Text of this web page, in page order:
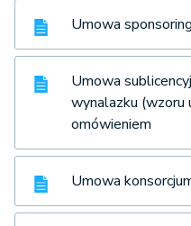
Umowa
Umowa
wynalazku
omówieniem
Umowa